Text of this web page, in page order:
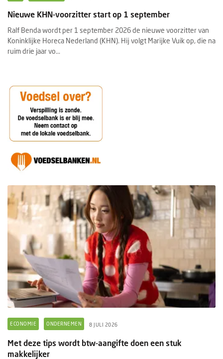
Nieuwe KHN-voorzitter start op 1 september
Ralf Benda wordt per 1 september 2026 de nieuwe voorzitter van
Koninklijke Horeca Nederland (KHN). Hij volgt Marijke Vuik op, die na
ruim drie jaar vo...
ECONOMIE ONDERNEMEN 8 JULI 2026
Met deze tips wordt btw-aangifte doen een stuk
makkelijker